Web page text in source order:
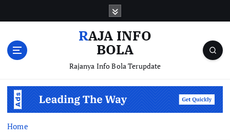
RAJA INFO
BOLA
Rajanya Info Bola Terupdate
Home